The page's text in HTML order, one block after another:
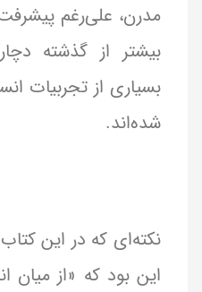
مدرن، علی‌رغم
بیشتر از گذشته
بسیاری از تجربیات
شده‌اند.
نکته‌ای که در این
این بود که «از میان